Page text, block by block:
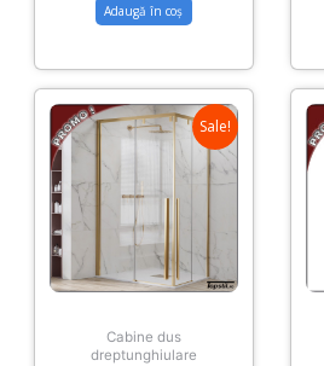
Adaugă în coș
Sale!
Cabine dus
dreptunghiulare